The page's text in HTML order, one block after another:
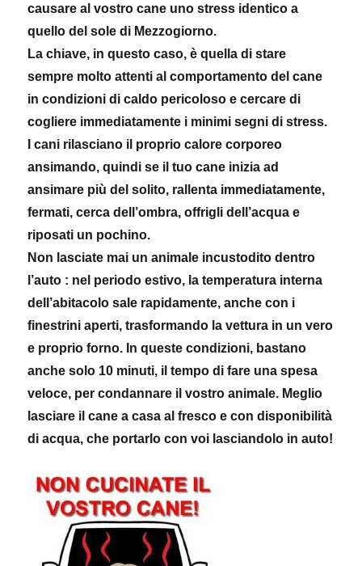
causare al vostro cane uno stress identico a
quello del sole di Mezzogiorno.
La chiave, in questo caso, è quella di stare
sempre molto attenti al comportamento del cane
in condizioni di caldo pericoloso e cercare di
cogliere immediatamente i minimi segni di stress.
I cani rilasciano il proprio calore corporeo
ansimando, quindi se il tuo cane inizia ad
ansimare più del solito, rallenta immediatamente,
fermati, cerca dell’ombra, offrigli dell’acqua e
riposati un pochino.
Non lasciate mai un animale incustodito dentro
l’auto : nel periodo estivo, la temperatura interna
dell’abitacolo sale rapidamente, anche con i
finestrini aperti, trasformando la vettura in un vero
e proprio forno. In queste condizioni, bastano
anche solo 10 minuti, il tempo di fare una spesa
veloce, per condannare il vostro animale. Meglio
lasciare il cane a casa al fresco e con disponibilità
di acqua, che portarlo con voi lasciandolo in auto!